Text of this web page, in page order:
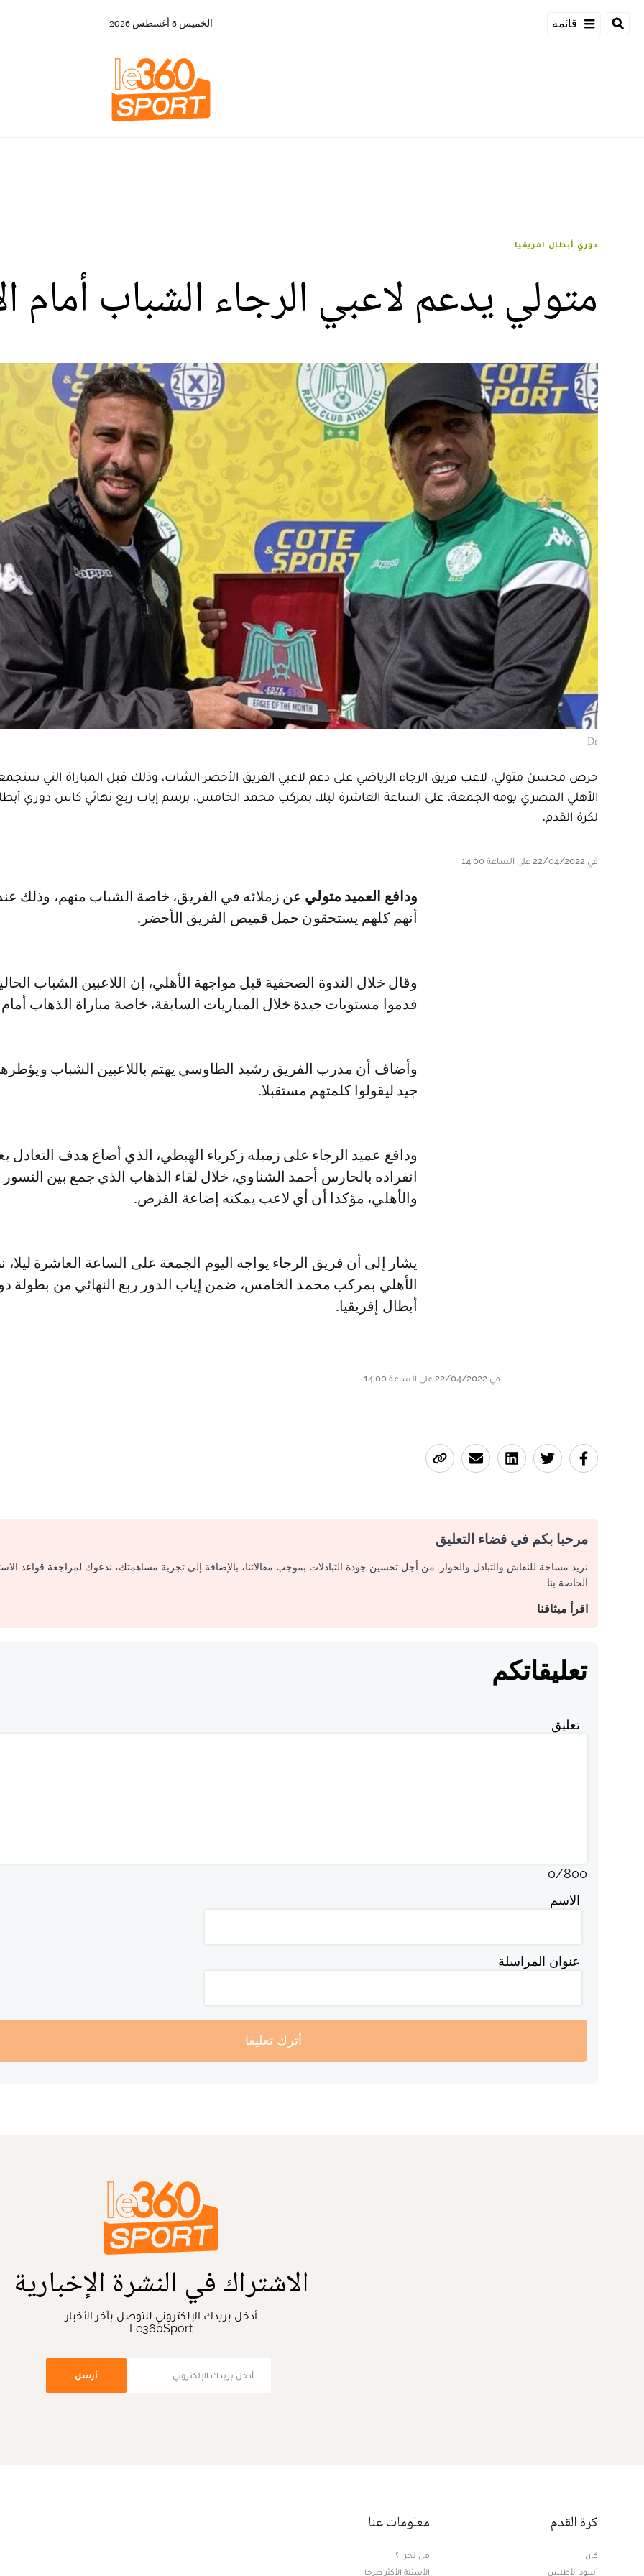
قائمة الخميس 6 أغسطس 2026
دوري أبطال افريقيا
متولي يدعم لاعبي الرجاء الشباب أمام
Dr
حرص محسن متولي، لاعب فريق الرجاء الرياضي على دعم لاعبي الفريق الأخضر الشاب، وذلك قبل المباراة التي
الأهلي المصري يومه الجمعة، على الساعة العاشرة ليلا، بمركب محمد الخامس، برسم إياب ربع نهائي كاس دوري
لكرة القدم.
في 22/04/2022 على الساعة 14:00
ودافع العميد متولي عن زملائه في الفريق، خاصة الشباب منهم، وذلك
أنهم كلهم يستحقون حمل قميص الفريق الأخضر.
وقال خلال الندوة الصحفية قبل مواجهة الأهلي، إن اللاعبين الشباب
قدموا مستويات جيدة خلال المباريات السابقة، خاصة مباراة الذهاب
وأضاف أن مدرب الفريق رشيد الطاوسي يهتم باللاعبين الشباب
جيد ليقولوا كلمتهم مستقبلا.
ودافع عميد الرجاء على زميله زكرياء الهبطي، الذي أضاع هدف التعادل
انفراده بالحارس أحمد الشناوي، خلال لقاء الذهاب الذي جمع بين
والأهلي، مؤكدا أن أي لاعب يمكنه إضاعة الفرص.
يشار إلى أن فريق الرجاء يواجه اليوم الجمعة على الساعة العاشرة ليلا،
الأهلي بمركب محمد الخامس، ضمن إياب الدور ربع النهائي من بطولة
أبطال إفريقيا.
في 22/04/2022 على الساعة 14:00
مرحبا بكم في فضاء التعليق
نريد مساحة للنقاش والتبادل والحوار. من أجل تحسين جودة التبادلات بموجب مقالاتنا، بالإضافة إلى تجربة مساهمتك، ندعوك لمراجعة قواعد
الخاصة بنا.
اقرأ ميثاقنا
تعليقاتكم
تعليق
0/800
الاسم
عنوان المراسلة
أترك تعليقا
الاشتراك في النشرة الإخبارية
أدخل بريدك الإلكتروني للتوصل بآخر الأخبار
Le360Sport
أرسل
كرة القدم
كان
أسود الأطلس
معلومات عنا
من نحن ؟
الأسئلة الأكثر طرحا